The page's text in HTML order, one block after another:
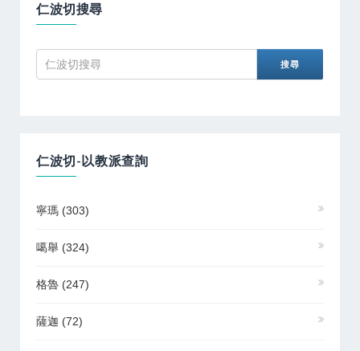
仁波切搜尋
仁波切-以教派查詢
寧瑪 (303)
噶舉 (324)
格魯 (247)
薩迦 (72)